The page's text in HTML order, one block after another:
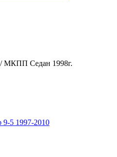
МКПП Седан 1998г.
9-5 1997-2010